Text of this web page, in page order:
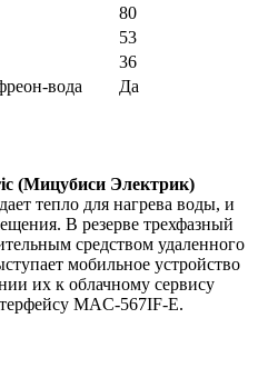
80
53
36
вода
Да
(Мицубиси Электрик)
тепло для нагрева воды, и
В резерве трехфазный
средством удаленного
мобильное устройство
их к облачному сервису
MAC-567IF-E.